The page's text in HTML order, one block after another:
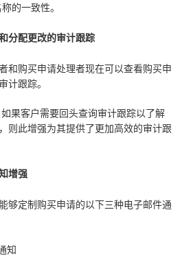
的一致性。
分配更改的审计跟踪
和购买申请处理者现在可以查看购买申
计跟踪。
果客户需要回头查询审计跟踪以了解
则此增强为其提供了更加高效的审计跟
增强
够定制购买申请的以下三种电子邮件通
知